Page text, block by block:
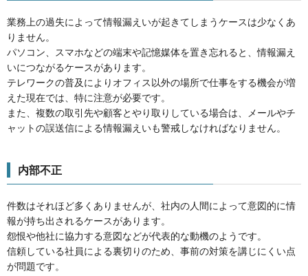
業務上の過失によって情報漏えいが起きてしまうケースは少なくあ
りません。
パソコン、スマホなどの端末や記憶媒体を置き忘れると、情報漏え
いにつながるケースがあります。
テレワークの普及によりオフィス以外の場所で仕事をする機会が増
えた現在では、特に注意が必要です。
また、複数の取引先や顧客とやり取りしている場合は、メールやチ
ャットの誤送信による情報漏えいも警戒しなければなりません。
内部不正
件数はそれほど多くありませんが、社内の人間によって意図的に情
報が持ち出されるケースがあります。
怨恨や他社に協力する意図などが代表的な動機のようです。
信頼している社員による裏切りのため、事前の対策を講じにくい点
が問題です。